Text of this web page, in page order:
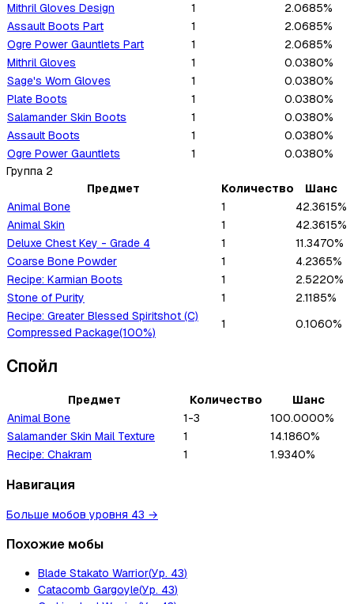
Mithril Gloves Design
1
2.0685%
Assault Boots Part
1
2.0685%
Ogre Power Gauntlets Part
1
2.0685%
Mithril Gloves
1
0.0380%
Sage's Worn Gloves
1
0.0380%
Plate Boots
1
0.0380%
Salamander Skin Boots
1
0.0380%
Assault Boots
1
0.0380%
Ogre Power Gauntlets
1
0.0380%
Группа 2
Предмет
Количество
Шанс
Animal Bone
1
42.3615%
Animal Skin
1
42.3615%
Deluxe Chest Key - Grade 4
1
11.3470%
Coarse Bone Powder
1
4.2365%
Recipe: Karmian Boots
1
2.5220%
Stone of Purity
1
2.1185%
Recipe: Greater Blessed Spiritshot (C)
Compressed Package(100%)
1 0.1060%
Спойл
Предмет Количество
Шанс
Animal Bone
1-3
100.0000%
Salamander Skin Mail Texture
1
14.1860%
Recipe: Chakram
1 1.9340%
Навигация
Больше мобов уровня 43 →
Похожие мобы
Blade Stakato Warrior(Ур. 43)
Catacomb Gargoyle(Ур. 43)